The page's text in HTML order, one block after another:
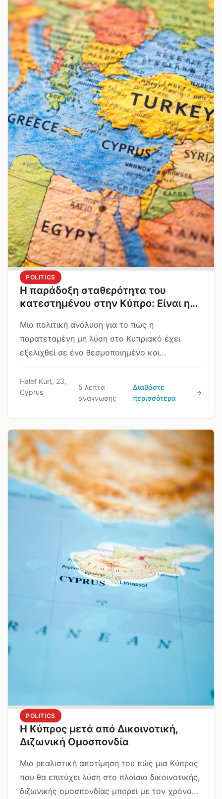
POLITICS
Η παράδοξη σταθερότητα του
κατεστημένου στην Κύπρο: Είναι η
Μια πολιτική ανάλυση για το πώς η
παρατεταμένη μη λύση στο Κυπριακό έχει
εξελιχθεί σε ένα θεσμοποιημένο και
φαίνεται πιο ασφαλές από την ίδια τη λύση.
Halef Kurt, 23,
Cyprus
5 λεπτά
ανάγνωσης
Διαβάστε
περισσότερα
POLITICS
Η Κύπρος μετά από Δικοινοτική,
Διζωνική Ομοσπονδία
Μια ρεαλιστική αποτίμηση του πώς μια Κύπρος
που θα επιτύχει λύση στο πλαίσιο δικοινοτικής,
διζωνικής ομοσπονδίας μπορεί με τον χρόνο